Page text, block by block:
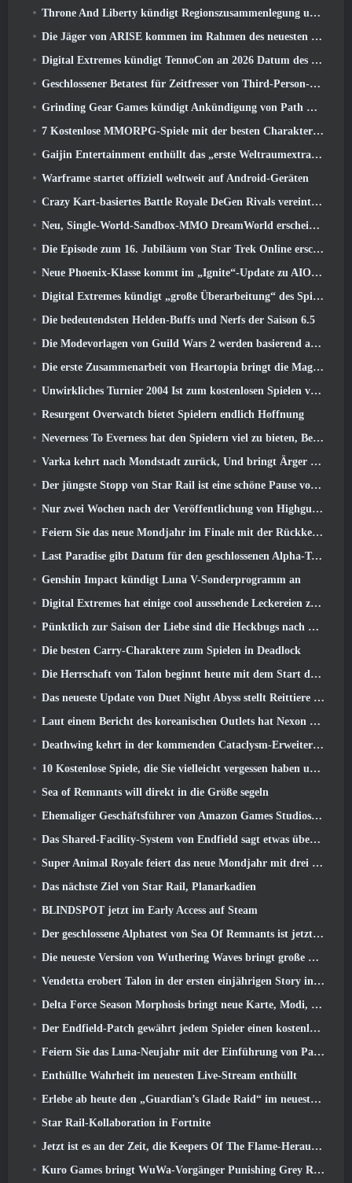
Throne And Liberty kündigt Regionszusammenlegung und Serverkonsolidierung an
Die Jäger von ARISE kommen im Rahmen des neuesten Kooperationsevents nach Fortnite
Digital Extremes kündigt TennoCon an 2026 Datum des Ticketverkaufs
Geschlossener Betatest für Zeitfresser von Third-Person-Shootern angekündigt
Grinding Gear Games kündigt Ankündigung von Path Of Exile an
7 Kostenlose MMORPG-Spiele mit der besten Charakteranpassung
Gaijin Entertainment enthüllt das „erste Weltraumextraktions-Actionspiel“ Star Wrath
Warframe startet offiziell weltweit auf Android-Geräten
Crazy Kart-basiertes Battle Royale DeGen Rivals vereint all die Dinge, von denen Sie wahrscheinlich nicht wussten, dass Sie sie kombiniert haben wollten
Neu, Single-World-Sandbox-MMO DreamWorld erscheint im Early Access auf Steam
Die Episode zum 16. Jubiläum von Star Trek Online erscheint als Teil des „Corruption“-Updates
Neue Phoenix-Klasse kommt im „Ignite“-Update zu AION Classic EU
Digital Extremes kündigt „große Überarbeitung“ des Spielerfortschrittssystems von Soulframe an
Die bedeutendsten Helden-Buffs und Nerfs der Saison 6.5
Die Modevorlagen von Guild Wars 2 werden basierend auf dem Feedback der Spieler überarbeitet
Die erste Zusammenarbeit von Heartopia bringt die Magie der Freundschaft meines kleinen Ponys
Unwirkliches Turnier 2004 Ist zum kostenlosen Spielen verfügbar und Epic wird niemanden deswegen verklagen
Resurgent Overwatch bietet Spielern endlich Hoffnung
Neverness To Everness hat den Spielern viel zu bieten, Besonders lustig
Varka kehrt nach Mondstadt zurück, Und bringt Ärger mit sich im Luna V-Update von Genshin Impact
Der jüngste Stopp von Star Rail ist eine schöne Pause vom Trauma
Nur zwei Wochen nach der Veröffentlichung von Highguard gibt Wildlight Entertainment Entlassungen bekannt
Feiern Sie das neue Mondjahr im Finale mit der Rückkehr des „Bank It Mode“
Last Paradise gibt Datum für den geschlossenen Alpha-Test bekannt
Genshin Impact kündigt Luna V-Sonderprogramm an
Digital Extremes hat einige cool aussehende Leckereien zur Feier des Mondneujahrs in Warframe zusammengestellt
Pünktlich zur Saison der Liebe sind die Heckbugs nach Trove zurückgekehrt
Die besten Carry-Charaktere zum Spielen in Deadlock
Die Herrschaft von Talon beginnt heute mit dem Start der Overwatch-Saison 1: Eroberung
Das neueste Update von Duet Night Abyss stellt Reittiere vor
Laut einem Bericht des koreanischen Outlets hat Nexon ein StarCraft-Shooter-Entwicklerteam zusammengestellt
Deathwing kehrt in der kommenden Cataclysm-Erweiterung nach Hearthstone zurück
10 Kostenlose Spiele, die Sie vielleicht vergessen haben und die am PvP-Fest von Steam teilnehmen
Sea of ​​Remnants will direkt in die Größe segeln
Ehemaliger Geschäftsführer von Amazon Games Studios übernimmt die Leitung des westlichen Verlagswesens von Aion 2
Das Shared-Facility-System von Endfield sagt etwas über Spieler aus
Super Animal Royale feiert das neue Mondjahr mit drei Wochen voller Super-Pferde-Events
Das nächste Ziel von Star Rail, Planarkadien
BLINDSPOT jetzt im Early Access auf Steam
Der geschlossene Alphatest von Sea Of Remnants ist jetzt live
Die neueste Version von Wuthering Waves bringt große Lore-Drops und QoL-Änderungen
Vendetta erobert Talon in der ersten einjährigen Story in Overwatch zurück (Keine „2“, Blizzard lässt das fallen)
Delta Force Season Morphosis bringt neue Karte, Modi, Und von Spielern gewünschte Verbesserungen
Der Endfield-Patch gewährt jedem Spieler einen kostenlosen Sechs-Sterne-Charakter seiner Wahl
Feiern Sie das Luna-Neujahr mit der Einführung von Palia’s Winter Wonder: Riffrocin‘ Neujahrs-Update
Enthüllte Wahrheit im neuesten Live-Stream enthüllt
Erlebe ab heute den „Guardian’s Glade Raid“ im neuesten Update von Guild Wars 2
Star Rail-Kollaboration in Fortnite
Jetzt ist es an der Zeit, die Keepers Of The Flame-Herausforderungen in Path of Exile während Legacy Of Phrecia zu meistern
Kuro Games bringt WuWa-Vorgänger Punishing Grey Raven auf Steam